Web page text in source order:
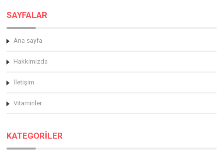
SAYFALAR
Ana sayfa
Hakkimizda
İletişim
Vitaminler
KATEGORİLER